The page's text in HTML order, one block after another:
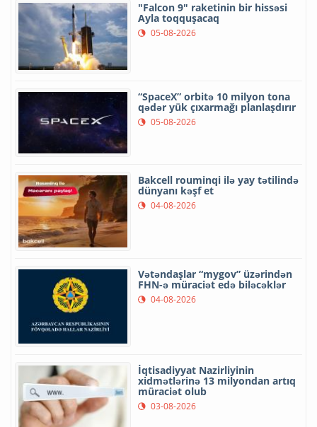
"Falcon 9" raketinin bir hissəsi
Ayla toqquşacaq
05-08-2026
“SpaceX” orbitə 10 milyon tona
qədər yük çıxarmağı planlaşdırır
05-08-2026
Bakcell rouminqi ilə yay tətilində
dünyanı kəşf et
04-08-2026
Vətəndaşlar “mygov” üzərindən
FHN-ə müraciət edə biləcəklər
04-08-2026
İqtisadiyyat Nazirliyinin
xidmətlərinə 13 milyondan artıq
müraciət olub
03-08-2026